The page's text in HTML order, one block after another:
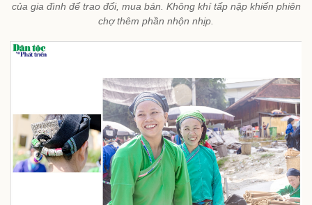
của gia đình để trao đổi, mua bán. Không khí tấp nập khiến phiên
chợ thêm phần nhộn nhịp.